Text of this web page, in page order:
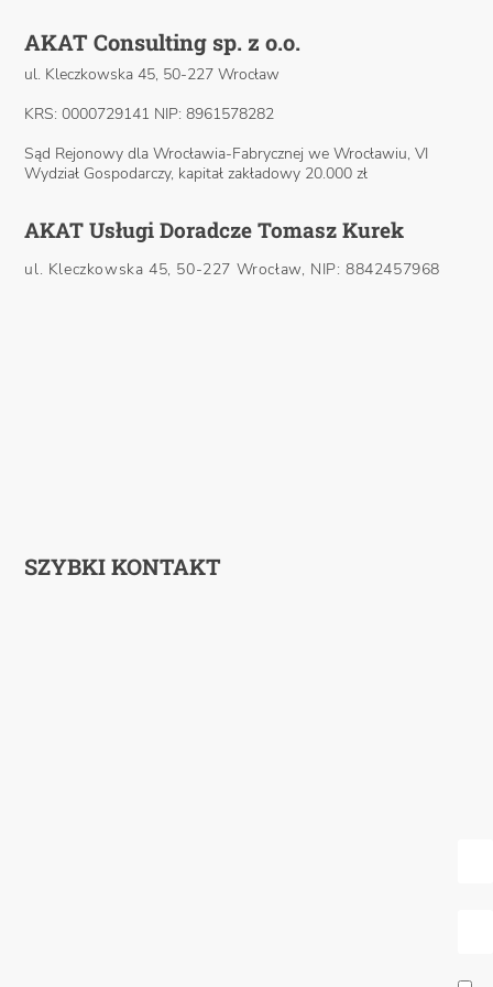
AKAT Consulting sp. z o.o.
ul. Kleczkowska 45, 50-227 Wrocław
KRS: 0000729141 NIP: 8961578282
Sąd Rejonowy dla Wrocławia-Fabrycznej we Wrocławiu, VI
Wydział Gospodarczy, kapitał zakładowy 20.000 zł
AKAT Usługi Doradcze Tomasz Kurek
ul. Kleczkowska 45, 50-227 Wrocław, NIP: 8842457968
SZYBKI KONTAKT